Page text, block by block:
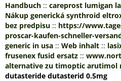
Handbuch :: careprost lumigan
Nákup generická synthroid
bez predpisu :: https://
proscar-kaufen-schneller-
generic in usa :: Web inhalt ::
frusenex fusid ersatz ::
alternative zu timoptic arutimol
dutasteride dutasterid 0.5mg